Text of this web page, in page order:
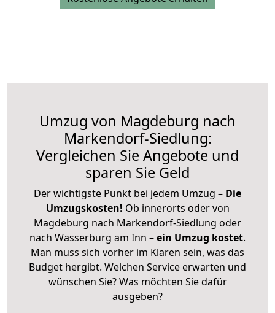
Umzug von Magdeburg nach
Markendorf-Siedlung:
Vergleichen Sie Angebote und
sparen Sie Geld
Der wichtigste Punkt bei jedem Umzug – Die
Umzugskosten! Ob innerorts oder von
Magdeburg nach Markendorf-Siedlung oder
nach Wasserburg am Inn –ein Umzug kostet.
Man muss sich vorher im Klaren sein, was das
Budget hergibt. Welchen Service erwarten und
wünschen Sie? Was möchten Sie dafür
ausgeben?